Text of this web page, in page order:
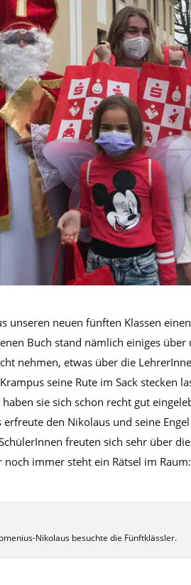
unseren neuen fünften Klassen
Buch stand nämlich einiges über
nehmen, etwas über die
seine Rute im Sack stecken
sie sich schon recht gut
den Nikolaus und seine Engel
freuten sich sehr über
immer steht ein Rätsel im
Nikolaus besuchte die Fünftklässler.